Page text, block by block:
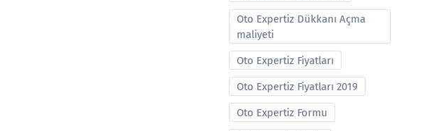
Oto Expertiz Dükkanı Açma
maliyeti
Oto Expertiz Fiyatları
Oto Expertiz Fiyatları 2019
Oto Expertiz Formu